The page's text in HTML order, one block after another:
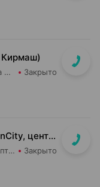
Кирмаш)
Планета Здоровья Белэкрос ОДО Аптека №3 Закрыто
ул. Притыцкого, д. 156/1-1 (ТЦ GreenCity, центральный вход со стороны метро)
Планета Здоровья Фарм-Продукт ОДО Аптека №23 Закрыто